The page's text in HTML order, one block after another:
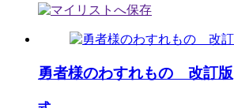
勇者様のわすれもの 改訂版